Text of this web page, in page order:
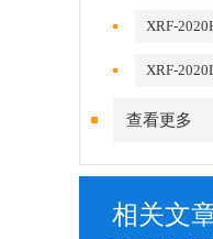
XRF-
XRF-
查看更多
相关文